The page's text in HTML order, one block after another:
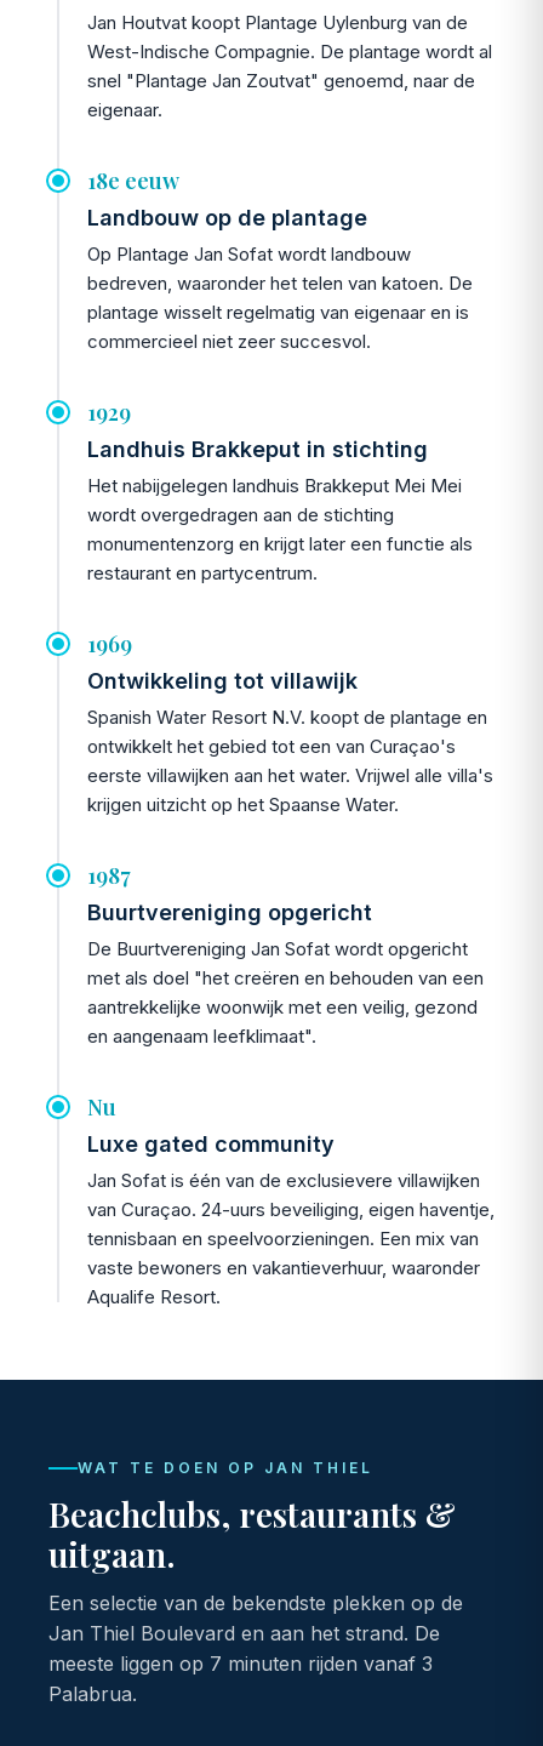
Jan Houtvat koopt Plantage Uylenburg van de
West-Indische Compagnie. De plantage wordt al
snel "Plantage Jan Zoutvat" genoemd, naar de
eigenaar.
18e eeuw
Landbouw op de plantage
Op Plantage Jan Sofat wordt landbouw
bedreven, waaronder het telen van katoen. De
plantage wisselt regelmatig van eigenaar en is
commercieel niet zeer succesvol.
1929
Landhuis Brakkeput in stichting
Het nabijgelegen landhuis Brakkeput Mei Mei
wordt overgedragen aan de stichting
monumentenzorg en krijgt later een functie als
restaurant en partycentrum.
1969
Ontwikkeling tot villawijk
Spanish Water Resort N.V. koopt de plantage en
ontwikkelt het gebied tot een van Curaçao's
eerste villawijken aan het water. Vrijwel alle villa's
krijgen uitzicht op het Spaanse Water.
1987
Buurtvereniging opgericht
De Buurtvereniging Jan Sofat wordt opgericht
met als doel "het creëren en behouden van een
aantrekkelijke woonwijk met een veilig, gezond
en aangenaam leefklimaat".
Nu
Luxe gated community
Jan Sofat is één van de exclusievere villawijken
van Curaçao. 24-uurs beveiliging, eigen haventje,
tennisbaan en speelvoorzieningen. Een mix van
vaste bewoners en vakantieverhuur, waaronder
Aqualife Resort.
WAT TE DOEN OP JAN THIEL
Beachclubs, restaurants &
uitgaan.
Een selectie van de bekendste plekken op de
Jan Thiel Boulevard en aan het strand. De
meeste liggen op 7 minuten rijden vanaf 3
Palabrua.